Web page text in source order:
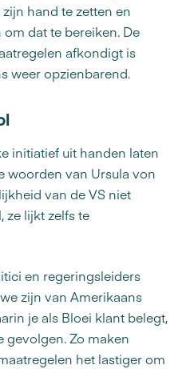
hand te zetten en
dat te bereiken. De
afkondigt is
weer opzienbarend.
initiatief uit handen laten
woorden van Ursula von
van de VS niet
ze lijkt zelfs te
en regeringsleiders
zijn van Amerikaans
je als Bloei klant belegt,
Zo maken
het lastiger om